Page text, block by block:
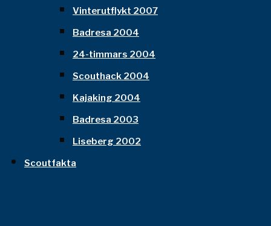
Vinterutflykt 2007
Badresa 2004
24-timmars 2004
Scouthack 2004
Kajaking 2004
Badresa 2003
Liseberg 2002
Scoutfakta